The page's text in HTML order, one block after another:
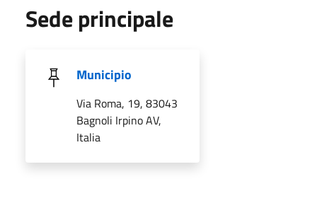
Sede principale
Municipio
Via Roma, 19, 83043
Bagnoli Irpino AV,
Italia